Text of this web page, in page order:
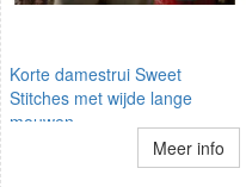
Korte damestrui Sweet
Stitches met wijde lange
mouwen
Meer info